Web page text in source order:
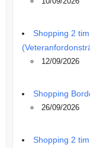
Shopping 2
12/09/2026
Shopping
26/09/2026
Shopping 2